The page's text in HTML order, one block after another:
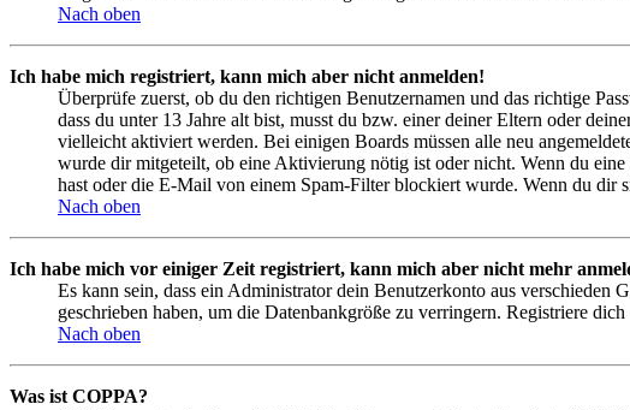
Nach oben
Ich habe mich registriert, kann mich aber nicht anmelden!
Überprüfe zuerst, ob du den richtigen Benutzernamen und das richtige
dass du unter 13 Jahre alt bist, musst du bzw. einer deiner Eltern oder
vielleicht aktiviert werden. Bei einigen Boards müssen alle neu
wurde dir mitgeteilt, ob eine Aktivierung nötig ist oder nicht. Wenn du
hast oder die E-Mail von einem Spam-Filter blockiert wurde. Wenn du dir
Nach oben
Ich habe mich vor einiger Zeit registriert, kann mich aber nicht mehr
Es kann sein, dass ein Administrator dein Benutzerkonto aus
geschrieben haben, um die Datenbankgröße zu verringern. Registriere
Nach oben
Was ist COPPA?